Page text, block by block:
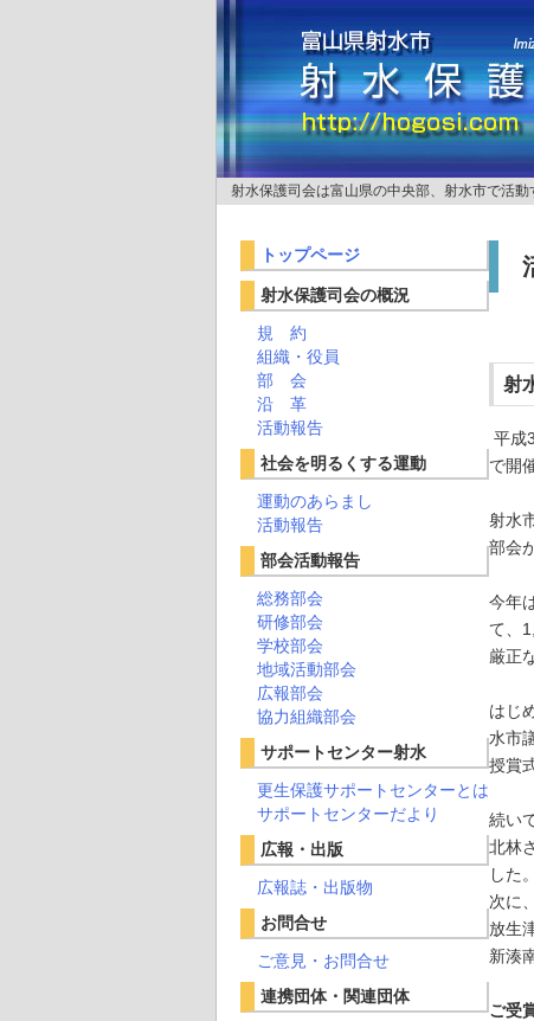
射水保護司会は富山県の中央部、射水市で活
射
平成
で開
射水
部会
今年
て、
厳正
はじ
水市
授賞
続い
北林
した。
次に
放生
新湊
ご受
トップページ
射水保護司会の概況
規 約
組織・役員
部 会
沿 革
活動報告
社会を明るくする運動
運動のあらまし
活動報告
部会活動報告
総務部会
研修部会
学校部会
地域活動部会
広報部会
協力組織部会
サポートセンター射水
更生保護サポートセンターとは
サポートセンターだより
広報・出版
広報誌・出版物
お問合せ
ご意見・お問合せ
連携団体・関連団体